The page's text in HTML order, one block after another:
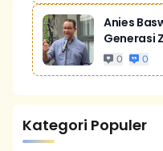
Anies
Generasi Z
0 0
Kategori Populer